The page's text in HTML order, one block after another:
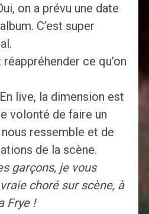
on a prévu une date
C’est super
ce qu’on
live, la dimension est
volonté de faire un
ressemble et de
de la scène.
garçons, je vous
choré sur scène, à
Frye !